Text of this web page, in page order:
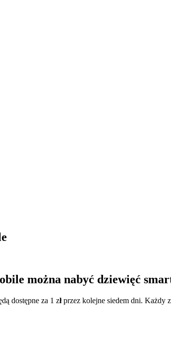
można nabyć dziewięć
dostępne za 1 złprzez kolejne siedem dni. Każdy